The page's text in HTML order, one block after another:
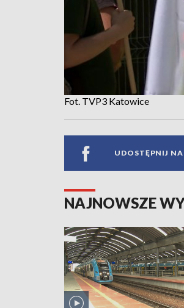
Fot. TVP3 Katowice
UDOSTĘPNIJ
NAJNOWSZE